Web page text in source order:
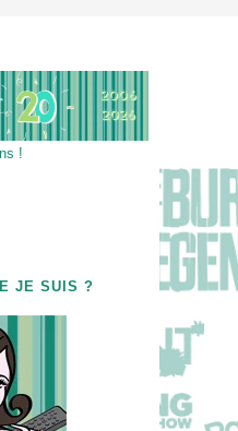
!
JE SUIS ?